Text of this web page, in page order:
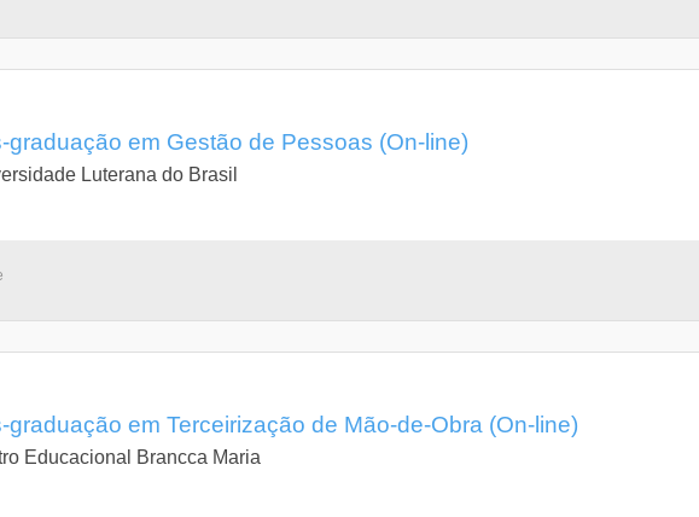
graduação em Gestão de Pessoas (On-line)
Luterana do Brasil
graduação em Terceirização de Mão-de-Obra (On-line)
Educacional Brancca Maria